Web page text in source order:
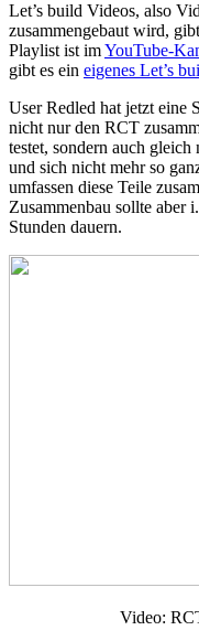
Let’s build Videos, also
zusammengebaut wird,
Playlist ist imYouTube-
gibt es ein eigenes Let’s
User Redled hat jetzt eine
nicht nur den RCT
testet, sondern auch
und sich nicht mehr so
umfassen diese Teile
Zusammenbau sollte aber
Stunden dauern.
Video: